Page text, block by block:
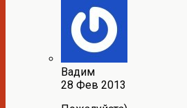
Вадим
28 Фев 2013